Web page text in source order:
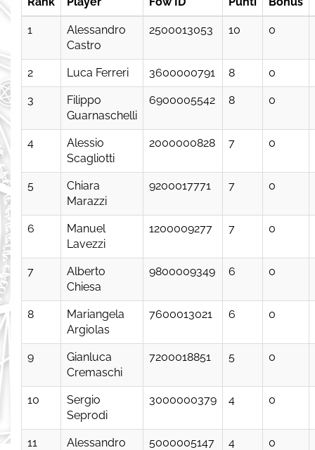
1
Alessandro
Castro
2500013053 10 0
2 Luca Ferreri 3600000791 8 0
3
Filippo
Guarnaschelli
6900005542 8 0
4
Alessio
Scagliotti
2000000828 7 0
5
Chiara
Marazzi
9200017771 7 0
6
Manuel
Lavezzi
1200009277 7 0
7
Alberto
Chiesa
9800009349 6 0
8
Mariangela
Argiolas
7600013021 6 0
9
Gianluca
Cremaschi
7200018851 5 0
10
Sergio
Seprodi
3000000379 4 0
11
Alessandro
5000005147 4 0